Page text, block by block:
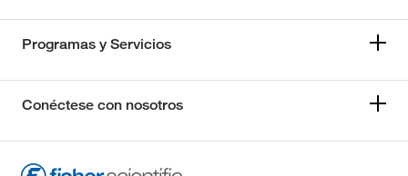
Programas y Servicios
Conéctese con nosotros